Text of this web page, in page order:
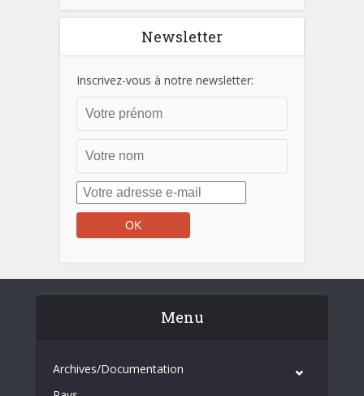
Newsletter
Inscrivez-vous à notre newsletter:
Menu
Archives/Documentation